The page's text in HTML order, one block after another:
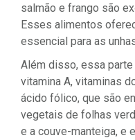
salmão e frango são
Esses alimentos
essencial para as
Além disso, essa
vitamina A, vitaminas
ácido fólico, que são
vegetais de folhas
e a couve-manteiga, e